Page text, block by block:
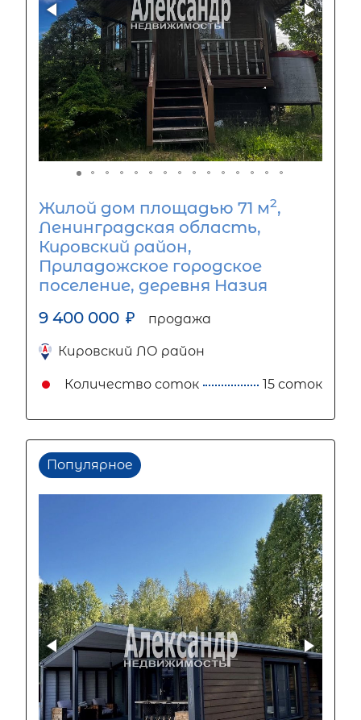
Жилой дом площадью 71 м2,
Ленинградская область,
Кировский район,
Приладожское городское
поселение, деревня Назия
9 400 000 ₽ продажа
Кировский ЛО район
Количество соток 15 соток
Популярное